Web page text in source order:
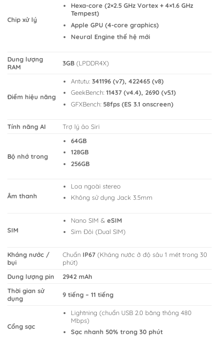
Chip xử lý
Hexa-core (2×2.5 GHz Vortex + 4×1.6 GHz
Tempest)
Apple GPU (4-core graphics)
Neural Engine thế hệ mới
Dung lượng
RAM
3GB (LPDDR4X)
Điểm hiệu năng
Antutu:341196 (v7), 422465 (v8)
GeekBench:11437 (v4.4), 2690 (v5.1)
GFXBench: 58fps (ES 3.1 onscreen)
Tính năng AI Trợ lý ảo Siri
Bộ nhớ trong
64GB
128GB
256GB
Âm thanh
Loa ngoài stereo
Không sử dụng Jack 3.5mm
SIM
Nano SIM &eSIM
Sim Đôi (Dual SIM)
Kháng nước /
bụi
Chuẩn IP67(Kháng nước ở độ sâu 1 mét trong 30
phút)
Dung lượng pin
2942 mAh
Thời gian sử
dụng
9 tiếng – 11 tiếng
Cổng sạc
Lightning (chuẩn USB 2.0 băng thông 480
Mbps)
Sạc nhanh 50% trong 30 phút